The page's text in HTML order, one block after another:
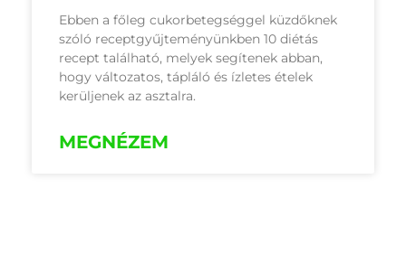
Ebben a főleg cukorbetegséggel küzdőknek
szóló receptgyűjteményünkben 10 diétás
recept található, melyek segítenek abban,
hogy változatos, tápláló és ízletes ételek
kerüljenek az asztalra.
MEGNÉZEM